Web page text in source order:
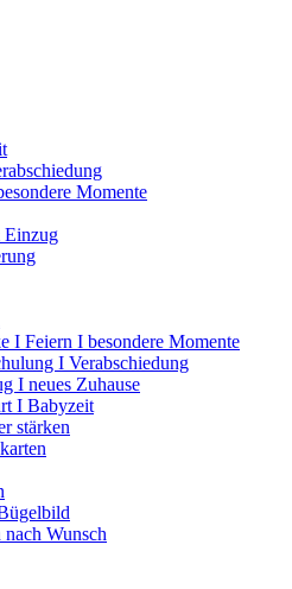
Momente
Einzug
I Feiern I besondere Momente
I Verabschiedung
I neues Zuhause
I Babyzeit
stärken
nach Wunsch